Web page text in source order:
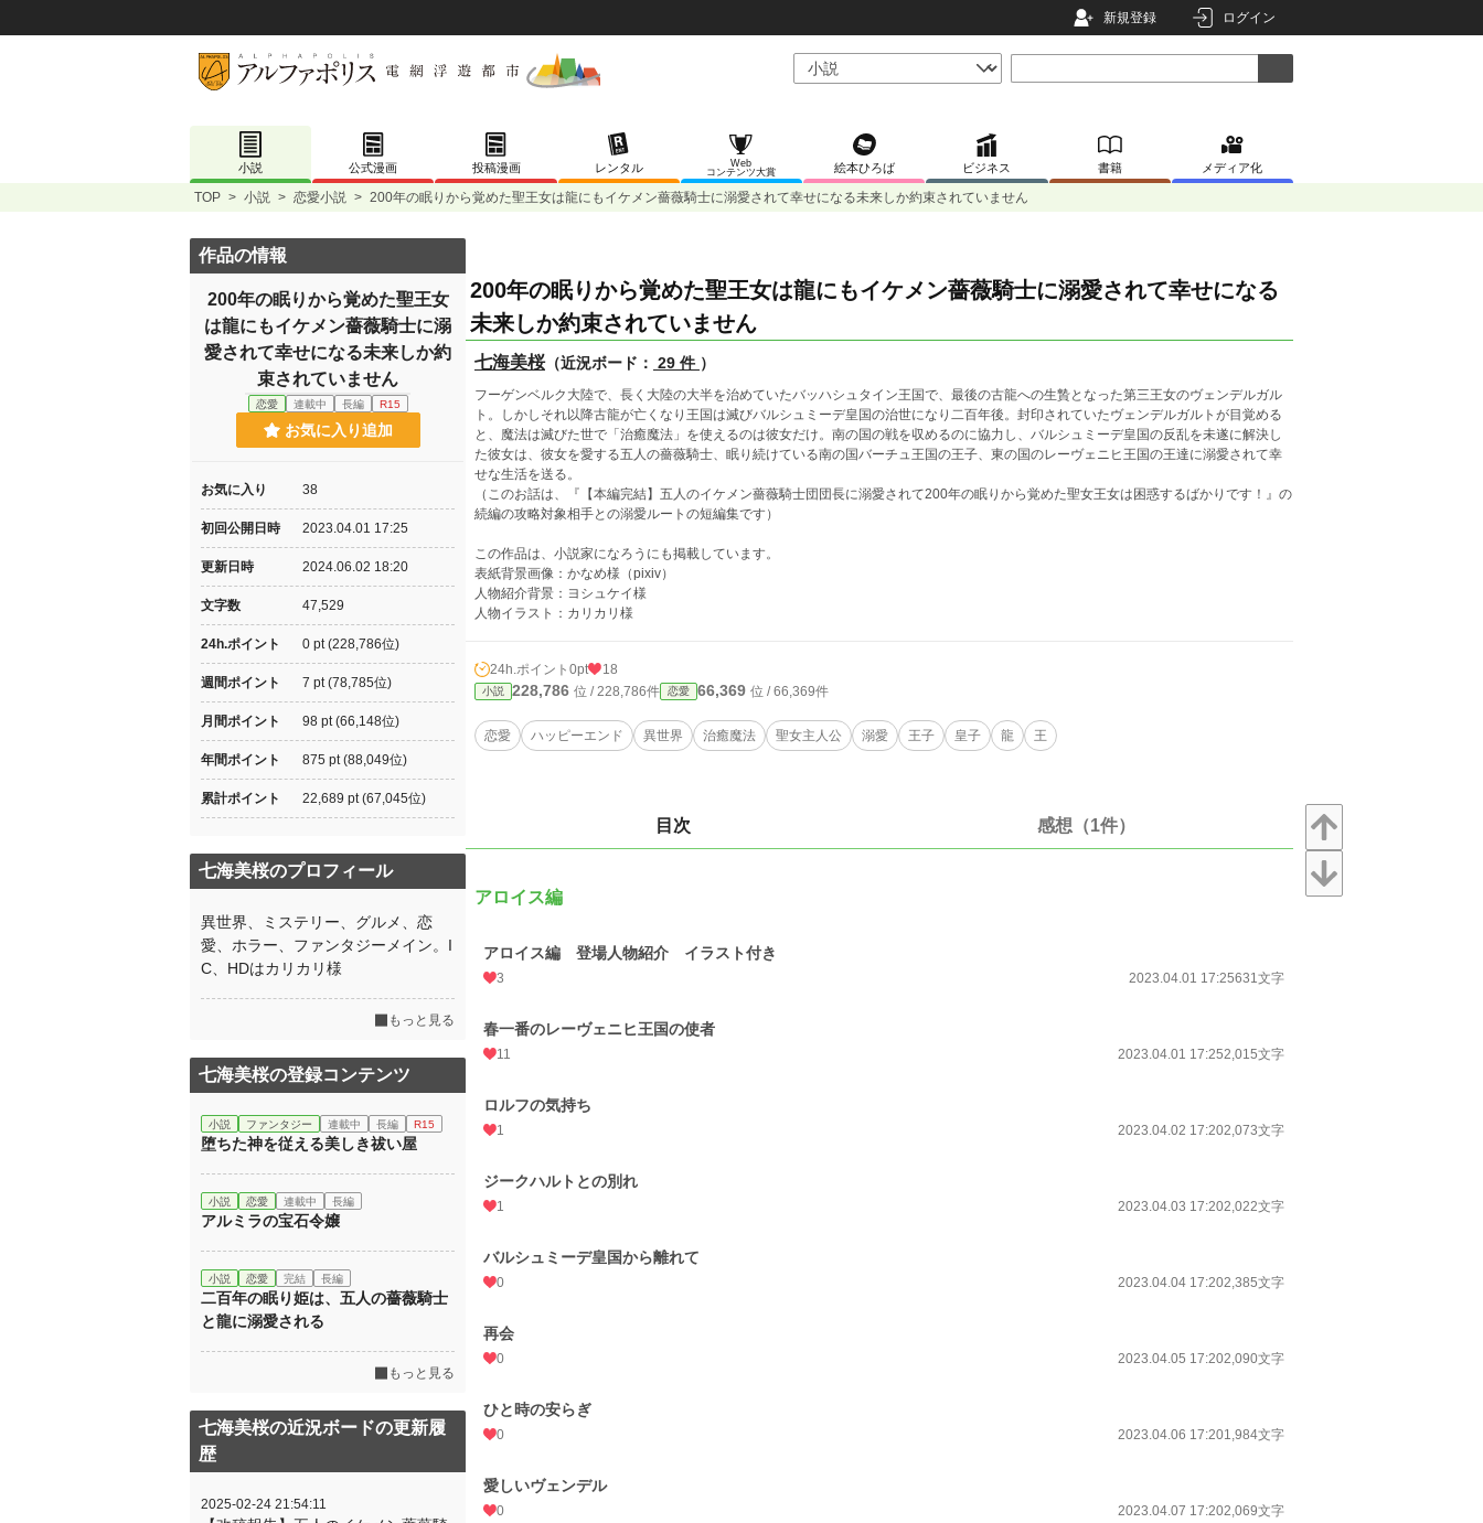
新規登録 ログイン
小説 公式漫画 投稿漫画 レンタル
Web
コンテンツ大賞
絵本ひろば ビジネス 書籍 メディア化
TOP > 小説 > 恋愛小説 > 200年の眠りから覚めた聖王女は龍にもイケメン薔薇騎士に溺愛されて幸せになる未来しか約束されていません
200年の眠りから覚めた聖王女は龍にもイケメン薔薇騎士に溺愛されて幸せになる
未来しか約束されていません
七海美桜（近況ボード： 29 件 ）
フーゲンベルク大陸で、長く大陸の大半を治めていたバッハシュタイン王国で、最後の古龍への生贄となった第三王女のヴェンデルガル
ト。しかしそれ以降古龍が亡くなり王国は滅びバルシュミーデ皇国の治世になり二百年後。封印されていたヴェンデルガルトが目覚める
と、魔法は滅びた世で「治癒魔法」を使えるのは彼女だけ。南の国の戦を収めるのに協力し、バルシュミーデ皇国の反乱を未遂に解決し
た彼女は、彼女を愛する五人の薔薇騎士、眠り続けている南の国バーチュ王国の王子、東の国のレーヴェニヒ王国の王達に溺愛されて幸
せな生活を送る。
（このお話は、『【本編完結】五人のイケメン薔薇騎士団団長に溺愛されて200年の眠りから覚めた聖女王女は困惑するばかりです！』の
続編の攻略対象相手との溺愛ルートの短編集です）
この作品は、小説家になろうにも掲載しています。
表紙背景画像：かなめ様（pixiv）
人物紹介背景：ヨシュケイ様
人物イラスト：カリカリ様
24h.ポイント 0pt 18
小説 228,786 位 / 228,786件 恋愛 66,369 位 / 66,369件
恋愛 ハッピーエンド 異世界 治癒魔法 聖女主人公 溺愛 王子 皇子 龍 王
目次 感想（1件）
アロイス編
アロイス編 登場人物紹介 イラスト付き
3 2023.04.01 17:25631文字
春一番のレーヴェニヒ王国の使者
11 2023.04.01 17:252,015文字
ロルフの気持ち
1 2023.04.02 17:202,073文字
ジークハルトとの別れ
1 2023.04.03 17:202,022文字
バルシュミーデ皇国から離れて
0 2023.04.04 17:202,385文字
再会
0 2023.04.05 17:202,090文字
ひと時の安らぎ
0 2023.04.06 17:201,984文字
愛しいヴェンデル
0 2023.04.07 17:202,069文字
作品の情報
200年の眠りから覚めた聖王女
は龍にもイケメン薔薇騎士に溺
愛されて幸せになる未来しか約
束されていません
恋愛 連載中 長編 R15
お気に入り追加
お気に入り 38
初回公開日時 2023.04.01 17:25
更新日時 2024.06.02 18:20
文字数 47,529
24h.ポイント 0 pt (228,786位)
週間ポイント 7 pt (78,785位)
月間ポイント 98 pt (66,148位)
年間ポイント 875 pt (88,049位)
累計ポイント 22,689 pt (67,045位)
七海美桜のプロフィール
異世界、ミステリー、グルメ、恋
愛、ホラー、ファンタジーメイン。I
C、HDはカリカリ様
もっと見る
七海美桜の登録コンテンツ
小説 ファンタジー 連載中 長編 R15
堕ちた神を従える美しき祓い屋
小説 恋愛 連載中 長編
アルミラの宝石令嬢
小説 恋愛 完結 長編
二百年の眠り姫は、五人の薔薇騎士
と龍に溺愛される
もっと見る
七海美桜の近況ボードの更新履
歴
2025-02-24 21:54:11